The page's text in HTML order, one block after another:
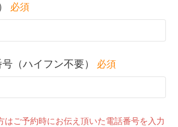
必須
（ハイフン不要） 必須
はご予約時にお伝え頂いた電話番号を入力